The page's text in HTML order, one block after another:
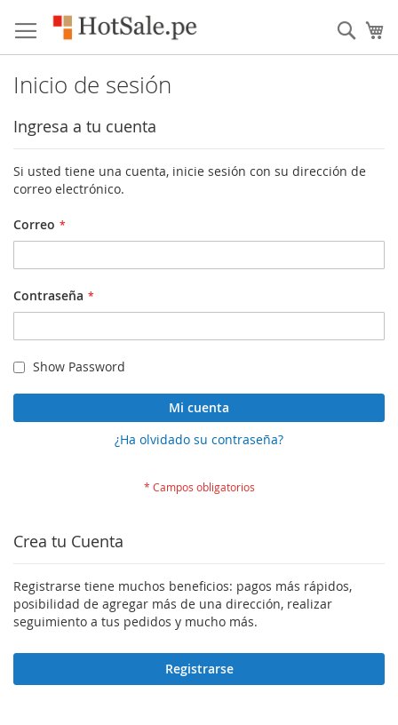
to
content
Inicio de sesión
Ingresa a tu cuenta
Si usted tiene una cuenta, inicie sesión con su dirección de
correo electrónico.
Correo
Contraseña
Show Password
Mi cuenta
¿Ha olvidado su contraseña?
Crea tu Cuenta
Registrarse tiene muchos beneficios: pagos más rápidos,
posibilidad de agregar más de una dirección, realizar
seguimiento a tus pedidos y mucho más.
Registrarse